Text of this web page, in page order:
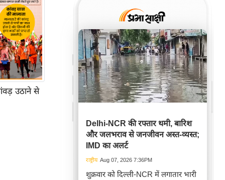
उठाने से
Delhi-NCR की रफ्तार थमी, बारिश
और जलभराव से जनजीवन अस्त-व्यस्त;
IMD का अलर्ट
राष्ट्रीय Aug 07, 2026 7:36PM
शुक्रवार को दिल्ली-NCR में लगातार भारी